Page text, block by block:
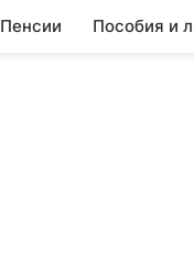
Пенсии Пособия и